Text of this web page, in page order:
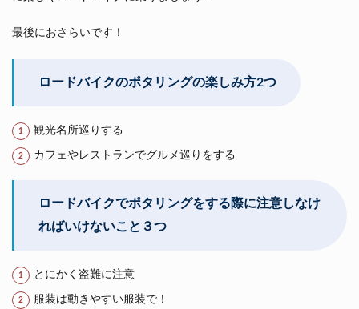
最後におさらいです！
ロードバイクのポタリングの楽しみ方2つ
観光名所巡りする
カフェやレストランでグルメ巡りをする
ロードバイクでポタリングをする際に注意しなけ
ればいけないこと３つ
とにかく盗難に注意
服装は動きやすい服装で！